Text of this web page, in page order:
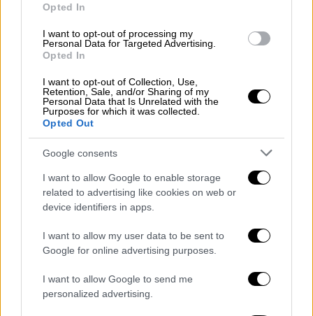
Opted In
I want to opt-out of processing my
Personal Data for Targeted Advertising.
Opted In
I want to opt-out of Collection, Use,
Retention, Sale, and/or Sharing of my
Personal Data that Is Unrelated with the
Purposes for which it was collected.
Opted Out
Google consents
I want to allow Google to enable storage
related to advertising like cookies on web or
device identifiers in apps.
I want to allow my user data to be sent to
Google for online advertising purposes.
I want to allow Google to send me
personalized advertising.
Το μενού επιμελήθηκαν ο Executive Chef του
του zohos,Λάμπρος Ρώσσιος,
παρουσιάζοντας δημιουργικές γεύσεις
γεμάτες Ελλάδα. Ξεχωριστή θέση στην
πανέμορφη, αθηναϊκή αυλή είχε το
εντυπωσιακό communal table, διακοσμημένο
με λουλούδια και χειροποίητο ψωμί, όπου οι
καλεσμένοι δοκίμασαν μικρές δημιουργικές
μπουκιές, όπως μπρουσκέτες με χαρούπι,
γεμιστούς κολοκυθοανθούς, φάβα
Σχοινούσας με χταπόδι, μελιτζάνα ιμάμ και
χειροποίητα «ραβιόλι» με κατσικάκι
Κιμώλου. Το γεύμα ολοκληρώθηκε με